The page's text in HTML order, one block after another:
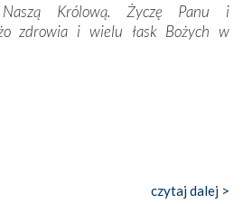
Apostołów Fatimy reprezentanci
pokoleń. Najmłodszy uczestnik
senior, pan Zdzisław – już 94.
by tu przyjechać
tak bogata w duchową treść
nam możliwości codziennego
Naszą Królową. Życzę Panu i
zdrowia i wielu łask Bożych w
czytaj dalej >